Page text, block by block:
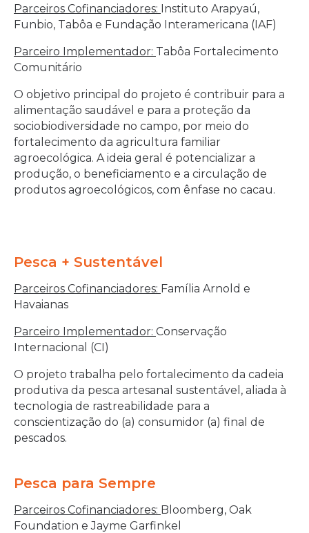
Parceiros Cofinanciadores: Instituto Arapyaú,
Funbio, Tabôa e Fundação Interamericana (IAF)
Parceiro Implementador: Tabôa Fortalecimento
Comunitário
O objetivo principal do projeto é contribuir para a
alimentação saudável e para a proteção da
sociobiodiversidade no campo, por meio do
fortalecimento da agricultura familiar
agroecológica. A ideia geral é potencializar a
produção, o beneficiamento e a circulação de
produtos agroecológicos, com ênfase no cacau.
Pesca + Sustentável
Parceiros Cofinanciadores: Família Arnold e
Havaianas
Parceiro Implementador: Conservação
Internacional (CI)
O projeto trabalha pelo fortalecimento da cadeia
produtiva da pesca artesanal sustentável, aliada à
tecnologia de rastreabilidade para a
conscientização do (a) consumidor (a) final de
pescados.
Pesca para Sempre
Parceiros Cofinanciadores: Bloomberg, Oak
Foundation e Jayme Garfinkel